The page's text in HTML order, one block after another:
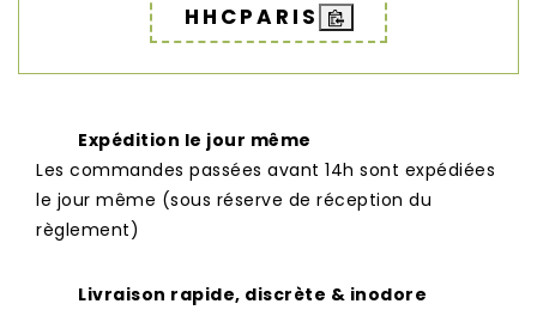
HHCPARIS
Expédition le jour même
Les commandes passées avant 14h sont expédiées
le jour même (sous réserve de réception du
règlement)
Livraison rapide, discrète & inodore